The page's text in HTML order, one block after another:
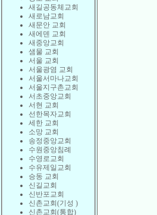
새길공동체교회
새로남교회
새문안 교회
새에덴 교회
새중앙교회
샘물 교회
서울 교회
서울광염 교회
서울서마나교회
서울지구촌교회
서초중앙교회
서현 교회
선한목자교회
세한 교회
소망 교회
송정중앙교회
수원중앙침례
수영로교회
수유제일교회
승동 교회
신길교회
신반포교회
신촌교회(기성 )
신촌교회(통합)